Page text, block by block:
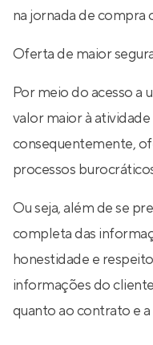
na jornada de compra
Oferta de maior
Por meio do acesso a
valor maior à
consequentemente,
processos
Ou seja, além de se
completa das
honestidade e
informações do
quanto ao contrato e